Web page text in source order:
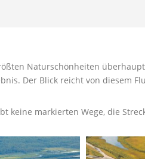
Naturschönheiten
Der Blick reicht von diesem
keine markierten Wege, die